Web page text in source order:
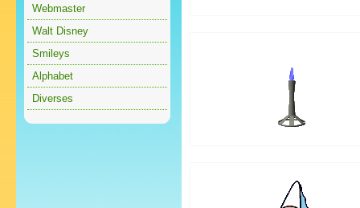
Webmaster
Walt Disney
Smileys
Alphabet
Diverses